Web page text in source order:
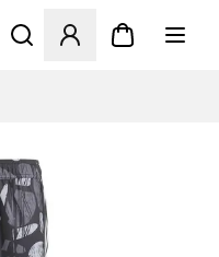
Abre un modal para iniciar